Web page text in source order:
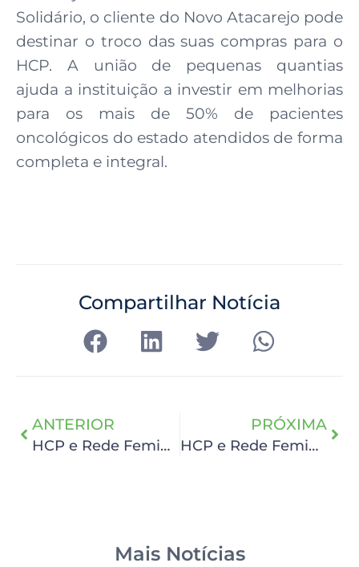
Solidário, o cliente do Novo Atacarejo pode
destinar o troco das suas compras para o
HCP. A união de pequenas quantias
ajuda a instituição a investir em melhorias
para os mais de 50% de pacientes
oncológicos do estado atendidos de forma
completa e integral.
Compartilhar Notícia
ANTERIOR
HCP e Rede Feminina de Combate ao Câncer completam de 76 anos
PRÓXIMA
HCP e Rede Feminina comemoram 76 anos de história e amor
Mais Notícias